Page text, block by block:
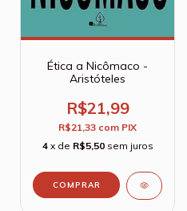
Ética a Nicômaco -
Aristóteles
R$21,99
R$21,33 com PIX
4 x de R$5,50 sem juros